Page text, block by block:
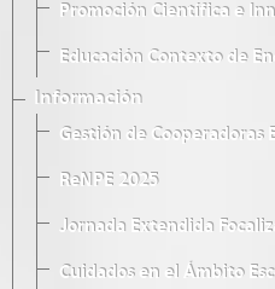
Promoción Científica e
Educación Contexto de
Información
Gestión de Cooperadoras
ReNPE 2025
Jornada Extendida
Cuidados en el Ámbito